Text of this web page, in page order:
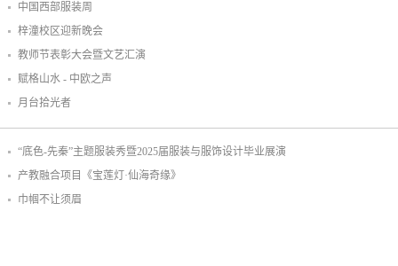
中国西部服装周
梓潼校区迎新晚会
教师节表彰大会暨文艺汇演
赋格山水 - 中欧之声
月台拾光者
“底色-先秦”主题服装秀暨2025届服装与服饰设计毕业展演
产教融合项目《宝莲灯·仙海奇缘》
巾帼不让须眉